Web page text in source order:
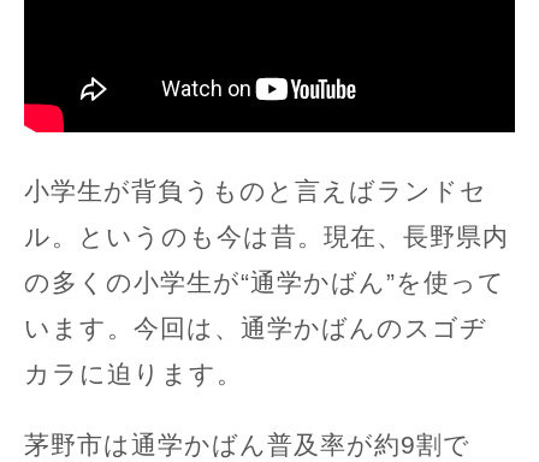
小学生が背負うものと言えばランドセ
ル。というのも今は昔。現在、長野県内
の多くの小学生が“通学かばん”を使って
います。今回は、通学かばんのスゴヂ
カラに迫ります。
茅野市は通学かばん普及率が約9割で